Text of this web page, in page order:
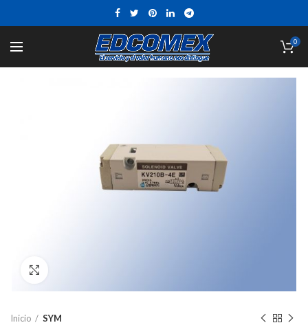
0
Inicio SYM